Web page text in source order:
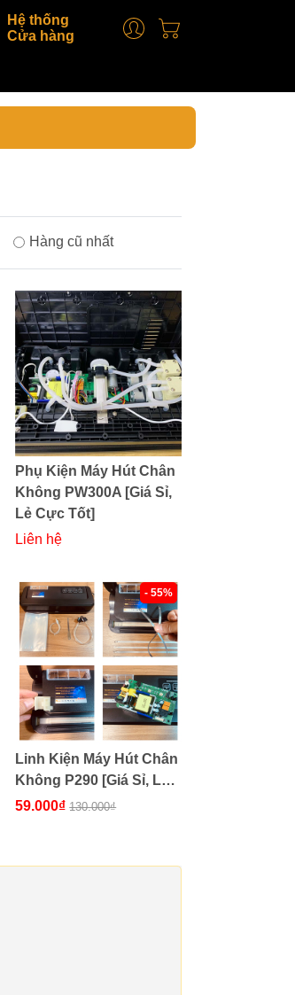
Hệ thống
Cửa hàng
Hàng cũ nhất
Phụ Kiện Máy Hút Chân
Không PW300A [Giá Sỉ,
Lẻ Cực Tốt]
Liên hệ
- 55%
Linh Kiện Máy Hút Chân
Không P290 [Giá Sỉ, Lẻ
Cực Tốt]
59.000₫ 130.000₫